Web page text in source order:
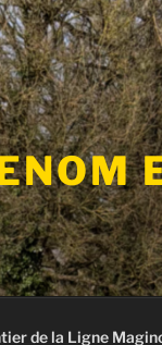
de la Ligne